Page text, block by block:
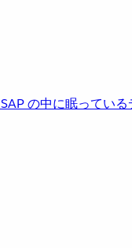
SAP の中に眠ってい